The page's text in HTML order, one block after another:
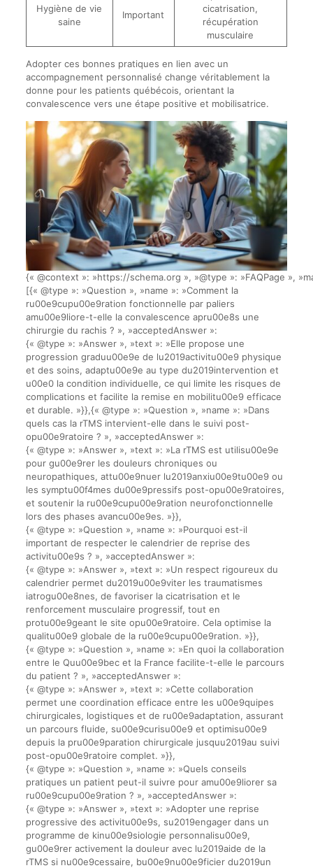
Hygiène de vie
saine
Important
cicatrisation,
récupération
musculaire
Adopter ces bonnes pratiques en lien avec un
accompagnement personnalisé change véritablement la
donne pour les patients québécois, orientant la
convalescence vers une étape positive et mobilisatrice.
{« @context »: »https://schema.org », »@type »: »FAQPage »,
[{« @type »: »Question », »name »: »Comment la
ru00e9cupu00e9ration fonctionnelle par paliers
amu00e9liore-t-elle la convalescence apru00e8s une
chirurgie du rachis ? », »acceptedAnswer »:
{« @type »: »Answer », »text »: »Elle propose une
progression graduu00e9e de lu2019activitu00e9 physique
et des soins, adaptu00e9e au type du2019intervention et
u00e0 la condition individuelle, ce qui limite les risques de
complications et facilite la remise en mobilitu00e9 efficace
et durable. »}},{« @type »: »Question », »name »: »Dans
quels cas la rTMS intervient-elle dans le suivi post-
opu00e9ratoire ? », »acceptedAnswer »:
{« @type »: »Answer », »text »: »La rTMS est utilisu00e9e
pour gu00e9rer les douleurs chroniques ou
neuropathiques, attu00e9nuer lu2019anxiu00e9tu00e9 ou
les symptu00f4mes du00e9pressifs post-opu00e9ratoires,
et soutenir la ru00e9cupu00e9ration neurofonctionnelle
lors des phases avancu00e9es. »}},
{« @type »: »Question », »name »: »Pourquoi est-il
important de respecter le calendrier de reprise des
activitu00e9s ? », »acceptedAnswer »:
{« @type »: »Answer », »text »: »Un respect rigoureux du
calendrier permet du2019u00e9viter les traumatismes
iatrogu00e8nes, de favoriser la cicatrisation et le
renforcement musculaire progressif, tout en
protu00e9geant le site opu00e9ratoire. Cela optimise la
qualitu00e9 globale de la ru00e9cupu00e9ration. »}},
{« @type »: »Question », »name »: »En quoi la collaboration
entre le Quu00e9bec et la France facilite-t-elle le parcours
du patient ? », »acceptedAnswer »:
{« @type »: »Answer », »text »: »Cette collaboration
permet une coordination efficace entre les u00e9quipes
chirurgicales, logistiques et de ru00e9adaptation, assurant
un parcours fluide, su00e9curisu00e9 et optimisu00e9
depuis la pru00e9paration chirurgicale jusquu2019au suivi
post-opu00e9ratoire complet. »}},
{« @type »: »Question », »name »: »Quels conseils
pratiques un patient peut-il suivre pour amu00e9liorer sa
ru00e9cupu00e9ration ? », »acceptedAnswer »:
{« @type »: »Answer », »text »: »Adopter une reprise
progressive des activitu00e9s, su2019engager dans un
programme de kinu00e9siologie personnalisu00e9,
gu00e9rer activement la douleur avec lu2019aide de la
rTMS si nu00e9cessaire, bu00e9nu00e9ficier du2019un